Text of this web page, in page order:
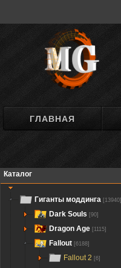
ГЛАВНАЯ
Каталог
Гиганты моддинга [13940]
Dark Souls [90]
Dragon Age [1115]
Fallout [6188]
Fallout 2 [6]